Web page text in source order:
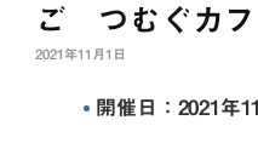
ご つむぐカフ
2021年11月1日
開催日：2021年